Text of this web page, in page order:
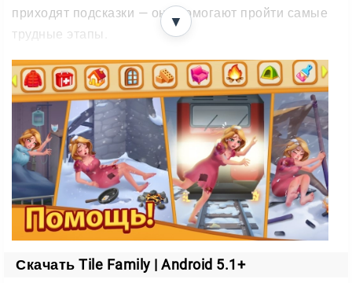
приходят подсказки — они помогают пройти самые
трудные этапы.
Играйте в своём темпе
В Tile Family нет таймера и ограничений по
пространству. Вы решаете головоломки спокойно,
без спешки и давления.
А ещё такие пазлы тренируют мозг: развивают
стратегическое мышление, внимание и умение
анализировать. Отличный способ провести время с
пользой.
▼
Скачать Tile Family | Android 5.1+